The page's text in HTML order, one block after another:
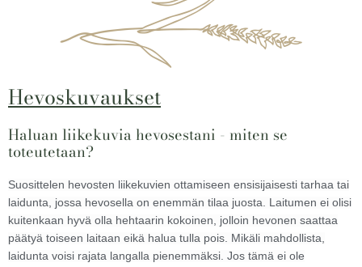
Hevoskuvaukset
Haluan liikekuvia hevosestani - miten se
toteutetaan?
Suosittelen hevosten liikekuvien ottamiseen ensisijaisesti tarhaa tai
laidunta, jossa hevosella on enemmän tilaa juosta. Laitumen ei olisi
kuitenkaan hyvä olla hehtaarin kokoinen, jolloin hevonen saattaa
päätyä toiseen laitaan eikä halua tulla pois. Mikäli mahdollista,
laidunta voisi rajata langalla pienemmäksi. Jos tämä ei ole